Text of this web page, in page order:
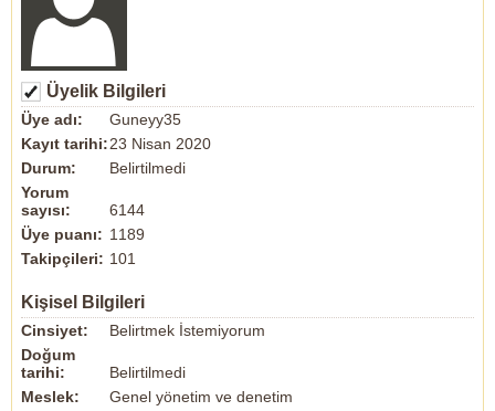
Üyelik Bilgileri
Üye adı:
Guneyy35
Kayıt tarihi:23 Nisan 2020
Durum:
Belirtilmedi
Yorum
sayısı:
6144
Üye puanı: 1189
Takipçileri: 101
Kişisel Bilgileri
Cinsiyet:
Belirtmek İstemiyorum
Doğum
tarihi:
Belirtilmedi
Meslek:
Genel yönetim ve denetim